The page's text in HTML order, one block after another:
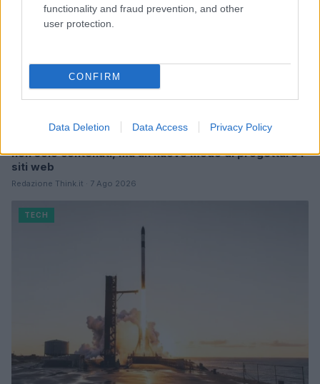
functionality and fraud prevention, and other
user protection.
CONFIRM
Data Deletion Data Access Privacy Policy
non solo contenuti, ma un nuovo modo di progettare i
siti web
Redazione Think.it · 7 Ago 2026
TECH